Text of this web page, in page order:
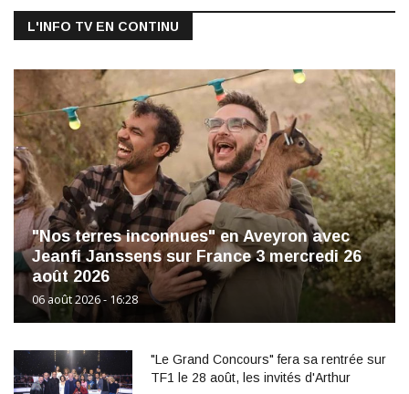
L'INFO TV EN CONTINU
"Nos terres inconnues" en Aveyron avec
Jeanfi Janssens sur France 3 mercredi 26
août 2026
06 août 2026 - 16:28
"Le Grand Concours" fera sa rentrée sur
TF1 le 28 août, les invités d'Arthur